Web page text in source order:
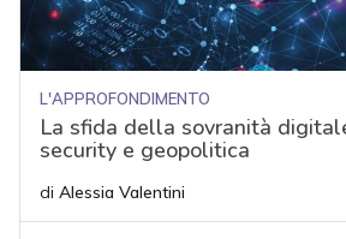
L'APPROFONDIMENTO
La sfida della sovranità
security e geopolitica
di Alessia Valentini